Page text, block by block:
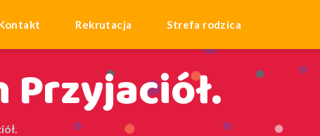
Rekrutacja Strefa rodzica
Przyjaciół.